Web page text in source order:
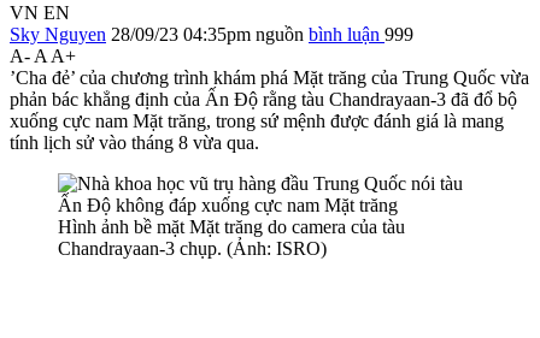
VN EN
Sky Nguyen 28/09/23 04:35pm nguồn bình luận 999
A- A A+
’Cha đẻ’ của chương trình khám phá Mặt trăng của Trung Quốc vừa
phản bác khẳng định của Ấn Độ rằng tàu Chandrayaan-3 đã đổ bộ
xuống cực nam Mặt trăng, trong sứ mệnh được đánh giá là mang
tính lịch sử vào tháng 8 vừa qua.
Hình ảnh bề mặt Mặt trăng do camera của tàu
Chandrayaan-3 chụp. (Ảnh: ISRO)